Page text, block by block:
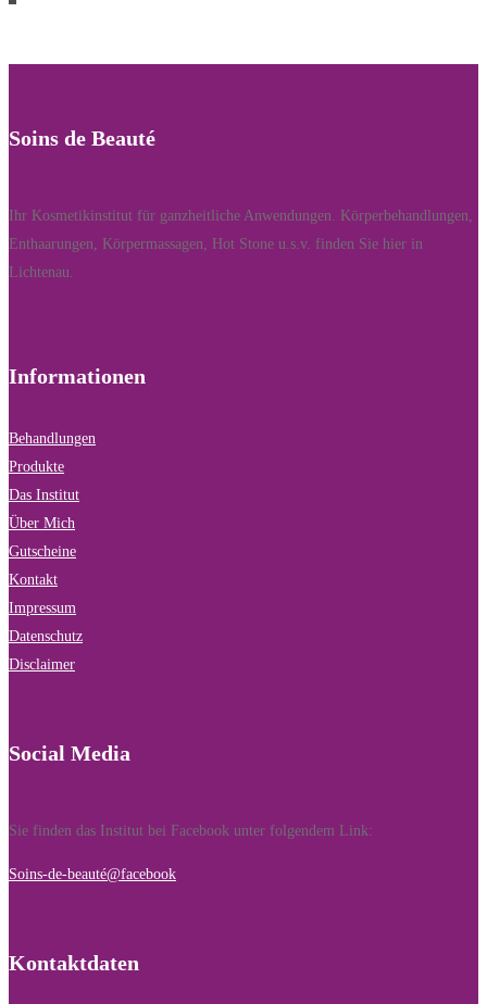
Soins de Beauté
Ihr Kosmetikinstitut für ganzheitliche Anwendungen. Körperbehandlungen,
Enthaarungen, Körpermassagen, Hot Stone u.s.v. finden Sie hier in
Lichtenau.
Informationen
Behandlungen
Produkte
Das Institut
Über Mich
Gutscheine
Kontakt
Impressum
Datenschutz
Disclaimer
Social Media
Sie finden das Institut bei Facebook unter folgendem Link:
Soins-de-beauté@facebook
Kontaktdaten